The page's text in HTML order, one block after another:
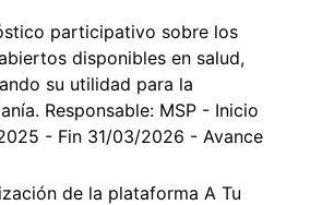
participativo sobre los
disponibles en salud,
su utilidad para la
Responsable: MSP - Inicio
- Fin 31/03/2026 - Avance
de la plataforma A Tu